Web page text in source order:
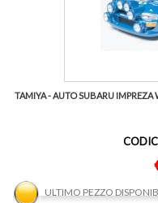
TAMIYA - AUTO SUBARU
ULTIMO PEZZO